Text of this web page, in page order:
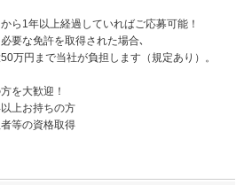
ら1年以上経過していればご応募可能！
要な免許を取得された場合､
万円まで当社が負担します（規定あり）。
を大歓迎！
上お持ちの方
等の資格取得